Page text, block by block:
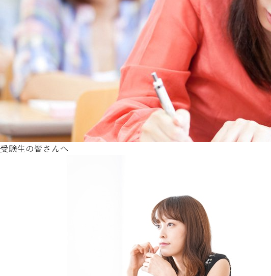
受験生の皆さんへ